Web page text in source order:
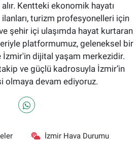
Kentteki ekonomik hayatı
turizm profesyonelleri için
şehir içi ulaşımda hayat kurtaran
platformumuz, geleneksel bir
dijital yaşam merkezidir.
ve güçlü kadrosuyla İzmir’in
olmaya devam ediyoruz.
İzmir Hava Durumu